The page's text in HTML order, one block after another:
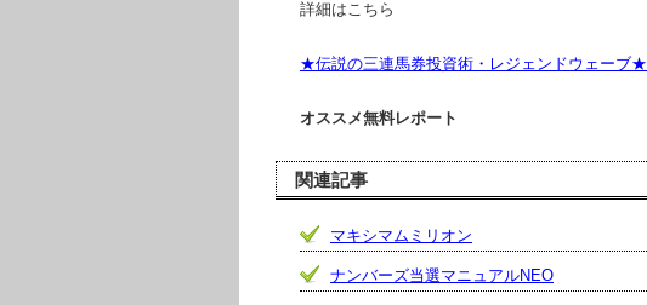
詳細はこちら
★伝説の三連馬券投資術・レジェンドウェーブ★
オススメ無料レポート
関連記事
マキシマムミリオン
ナンバーズ当選マニュアルNEO